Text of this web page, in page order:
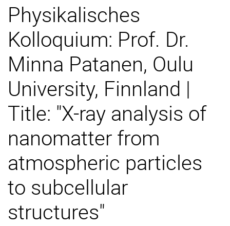
Physikalisches
Kolloquium: Prof. Dr.
Minna Patanen, Oulu
University, Finnland |
Title: "X-ray analysis of
nanomatter from
atmospheric particles
to subcellular
structures"